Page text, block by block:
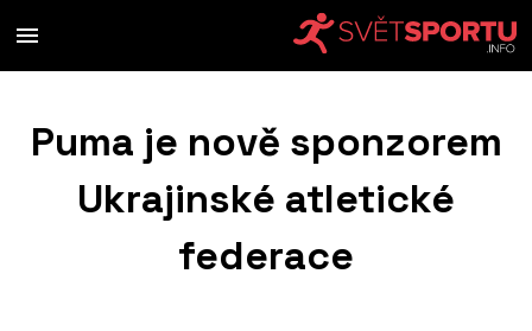
Puma je nově sponzorem
Ukrajinské atletické
federace